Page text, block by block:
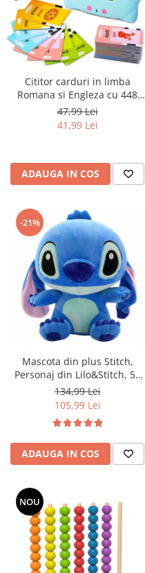
Tablite educative
Cititor carduri in limba
Romana si Engleza cu 448
cuvinte, 224 imagini,
dezvoltare vocabular, albastru
47,99 Lei
41,99 Lei
ADAUGA IN COS
-21%
Mascota din plus Stitch,
Personaj din Lilo&Stitch, 50
cm
134,99 Lei
105,99 Lei
ADAUGA IN COS
NOU